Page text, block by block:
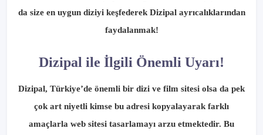
da size en uygun diziyi keşfederek Dizipal ayrıcalıklarından
faydalanmak!
Dizipal ile İlgili Önemli Uyarı!
Dizipal, Türkiye’de önemli bir dizi ve film sitesi olsa da pek
çok art niyetli kimse bu adresi kopyalayarak farklı
amaçlarla web sitesi tasarlamayı arzu etmektedir. Bu